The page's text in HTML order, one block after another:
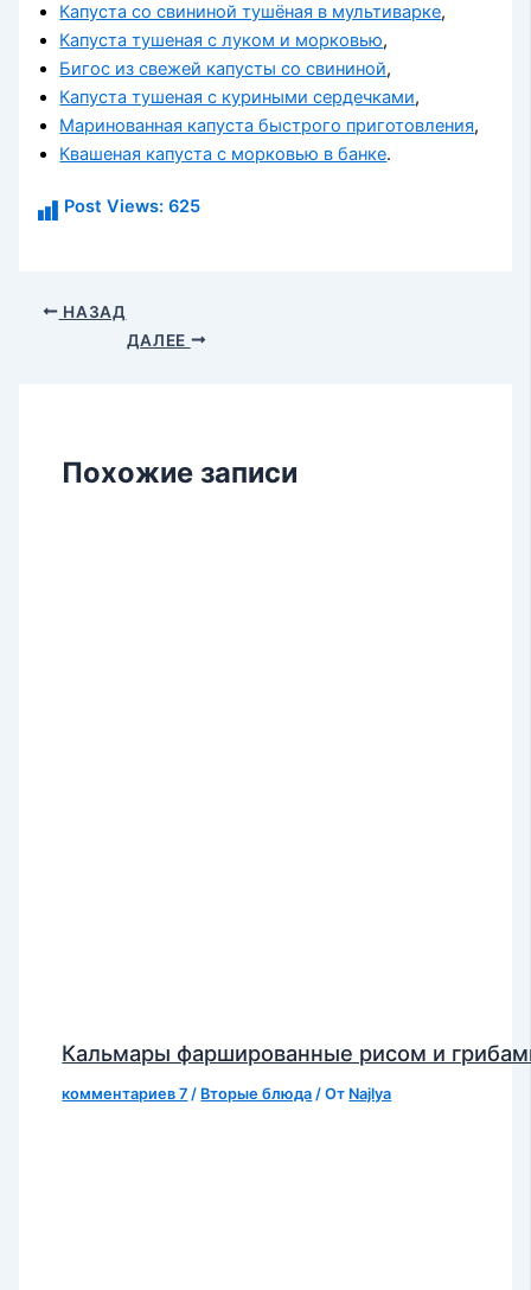
Капуста со свининой тушёная в мультиварке,
Капуста тушеная с луком и морковью,
Бигос из свежей капусты со свининой,
Капуста тушеная с куриными сердечками,
Маринованная капуста быстрого приготовления,
Квашеная капуста с морковью в банке.
Post Views: 625
НАЗАД
ДАЛЕЕ
Похожие записи
Кальмары фаршированные рисом и
комментариев 7 / Вторые блюда / От Najlya